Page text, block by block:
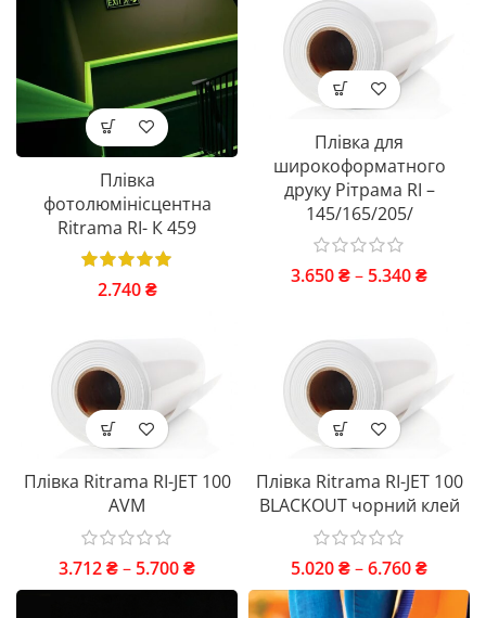
Плівка
фотолюмінісцентна
Ritrama RI- К 459
2.740₴
Плівка для
широкоформатного
друку Рітрама RI –
145/165/205/
3.650₴– 5.340₴
Плівка Ritrama RI-JET 100
AVM
3.712₴– 5.700₴
Плівка Ritrama RI-JET 100
BLACKOUT чорний клей
5.020₴–6.760₴